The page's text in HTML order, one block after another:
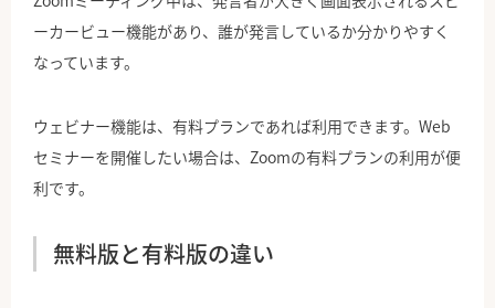
ーカービュー機能があり、誰が発言しているか分かりやすく
なっています。
ウェビナー機能は、有料プランであれば利用できます。Web
セミナーを開催したい場合は、Zoomの有料プランの利用が便
利です。
無料版と有料版の違い